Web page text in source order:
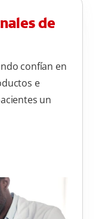
de
confían en
e
un